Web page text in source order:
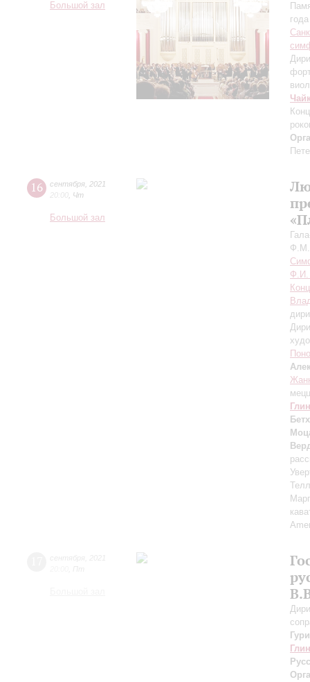
Большой зал
года
16 сентября 2021
20:00 Чт
Большой зал
Ф.И.